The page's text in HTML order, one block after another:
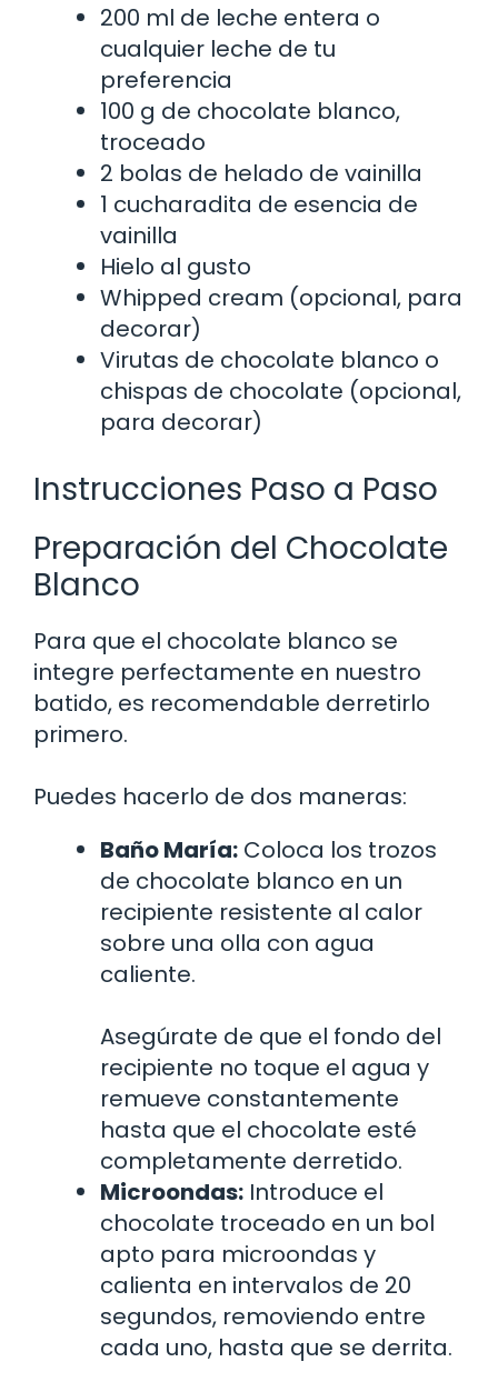
200 ml de leche entera o
cualquier leche de tu
preferencia
100 g de chocolate blanco,
troceado
2 bolas de helado de vainilla
1 cucharadita de esencia de
vainilla
Hielo al gusto
Whipped cream (opcional, para
decorar)
Virutas de chocolate blanco o
chispas de chocolate (opcional,
para decorar)
Instrucciones Paso a Paso
Preparación del Chocolate
Blanco
Para que el chocolate blanco se
integre perfectamente en nuestro
batido, es recomendable derretirlo
primero.
Puedes hacerlo de dos maneras:
Baño María: Coloca los trozos
de chocolate blanco en un
recipiente resistente al calor
sobre una olla con agua
caliente.
Asegúrate de que el fondo del
recipiente no toque el agua y
remueve constantemente
hasta que el chocolate esté
completamente derretido.
Microondas: Introduce el
chocolate troceado en un bol
apto para microondas y
calienta en intervalos de 20
segundos, removiendo entre
cada uno, hasta que se derrita.